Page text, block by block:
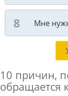
Мне
10 причин,
обращается